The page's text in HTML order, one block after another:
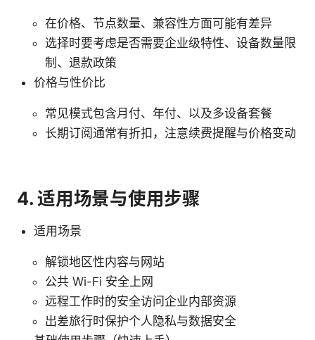
在价格、节点数量、兼容性方面可能有差异
选择时要考虑是否需要企业级特性、设备数量限
制、退款政策
价格与性价比
常见模式包含月付、年付、以及多设备套餐
长期订阅通常有折扣，注意续费提醒与价格变动
4. 适用场景与使用步骤
适用场景
解锁地区性内容与网站
公共 Wi-Fi 安全上网
远程工作时的安全访问企业内部资源
出差旅行时保护个人隐私与数据安全